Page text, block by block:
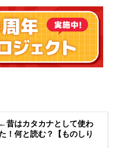
←昔はカタカナとして使わ
！何と読む？【ものしり